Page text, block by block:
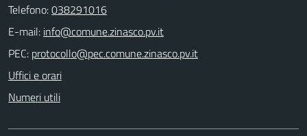
Telefono:038291016
E-mail:
PEC:
Uffici e orari
Numeri utili